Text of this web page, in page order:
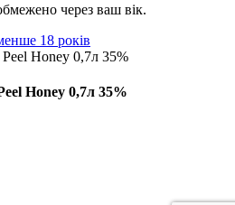
через ваш вік.
18 років
Honey 0,7л 35%